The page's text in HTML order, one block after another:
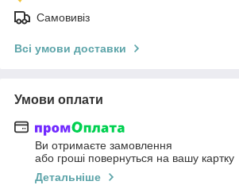
Самовивіз
Всі умови доставки
Умови оплати
Ви отримаєте замовлення
або гроші повернуться на вашу картку
Детальніше